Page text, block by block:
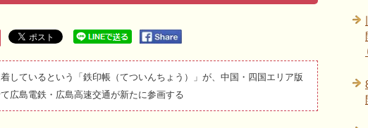
しているという「鉄印帳（てついんちょう）」が、中国・四国エリア版
広島電鉄・広島高速交通が新たに参画する